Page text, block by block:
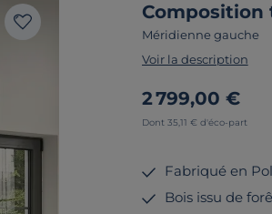
Composition
Méridienne gauche
Voir la description
2 799,00 €
Dont 35,11 € d'éco-part
Fabriqué en
Bois issu de